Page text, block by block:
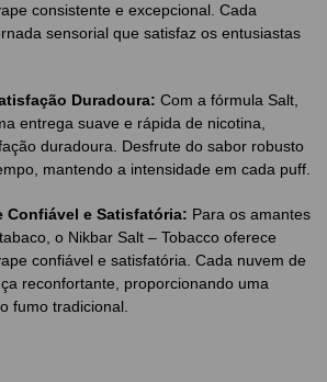
consistente e excepcional. Cada
sensorial que satisfaz os entusiastas
Duradoura: Com a fórmula Salt,
entrega suave e rápida de nicotina,
duradoura. Desfrute do sabor robusto
mantendo a intensidade em cada puff.
Confiável e Satisfatória: Para os amantes
o Nikbar Salt – Tobacco oferece
confiável e satisfatória. Cada nuvem de
reconfortante, proporcionando uma
fumo tradicional.